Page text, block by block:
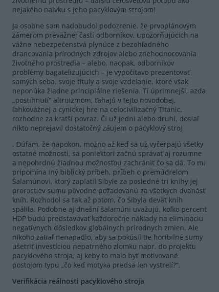
nejakého naivku s jeho pacyklovým strojom!
Ja osobne som nadobudol podozrenie, že prvoplánovým
zámerom prevažnej časti odborníkov, upozorňujúcich na
vážne nebezpečenstvá plynúce z bezohľadného
drancovania prírodných zdrojov alebo znehodnocovania
životného prostredia – alebo, naopak, odborníkov
problémy bagatelizujúcich – je vypočítavo prezentovať
samých seba, svoje tituly a svoje vzdelanie, ktoré však
neponúka žiadne principiálne riešenia. Tí úprimnejší, azda
„postihnutí“ altruizmom, ťahajú v tejto novodobej,
ľahkovážnej a cynickej hre na celocivilizačný Titanic,
rozhodne za kratší povraz. Či už jedni alebo druhí, dosiaľ
nikto neprejavil dostatočný záujem o pacyklový stroj
. Dúfam, že napokon, možno až keď sa už vyčerpajú všetky
ostatné možnosti, sa poniektorí začnú správať aj rozumne
a nepohrdnú žiadnou možnosťou zachrániť čo sa dá. To mi
pripomína iný biblický príbeh, príbeh o premúdrelom
Šalamúnovi, ktorý zaplatil Sibyle za posledné tri knihy jej
proroctiev sumu pôvodne požadovanú za všetkých dvanásť
kníh. Rozhodol sa tak až potom, čo Sibyla deväť kníh
spálila. Podobne aj dnešní šalamúni uvažujú, koľko percent
HDP budú predstavovať každoročne náklady na elimináciu
negatívnych dôsledkov globálnych prírodnych zmien. Ale
nikoho zatiaľ nenapadlo, aby sa pokúsil tie horibilné sumy
ušetriť investíciou nepatrného zlomku napr. do projektu
pacyklového stroja, aj keby to malo byť motivované
postojom typu „čo keď motyka predsa len vystrelí?“.
Verifikácia reálnosti pacyklového stroja